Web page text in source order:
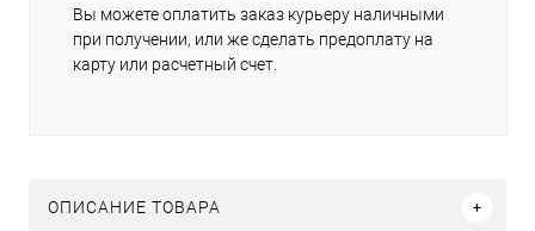
Вы можете оплатить заказ курьеру наличными
при получении, или же сделать предоплату на
карту или расчетный счет.
ОПИСАНИЕ ТОВАРА